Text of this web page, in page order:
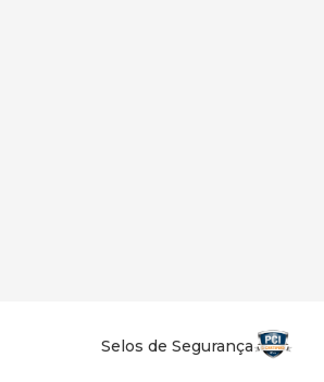
Selos de Segurança